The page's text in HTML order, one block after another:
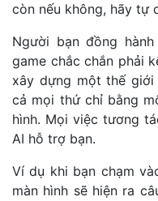
còn nếu không, hãy tự
Người bạn đồng
game chắc chắn phải
xây dựng một thế
cả mọi thứ chỉ bằng
hình. Mọi việc tương
AI hỗ trợ bạn.
Ví dụ khi bạn chạm
màn hình sẽ hiện ra